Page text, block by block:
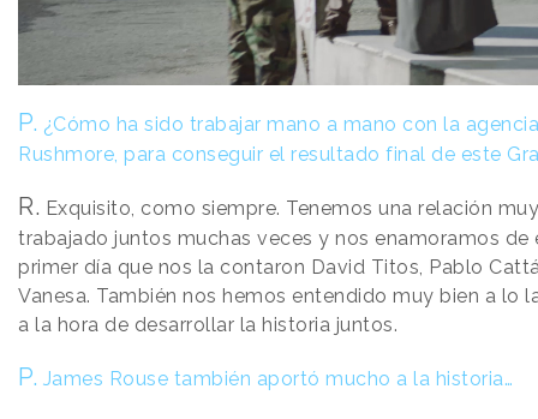
P. ¿Cómo ha sido trabajar mano a mano con la
Rushmore, para conseguir el resultado final de este
R. Exquisito, como siempre. Tenemos una relación
trabajado juntos muchas veces y nos enamoramos
primer día que nos la contaron David Titos, Pablo
Vanesa. También nos hemos entendido muy bien a lo
a la hora de desarrollar la historia juntos.
P. James Rouse también aportó mucho a la historia…